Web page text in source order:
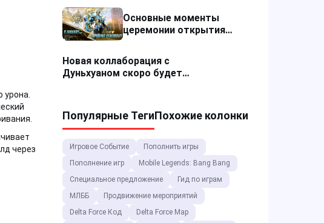
через
Основные моменты
церемонии открытия
MLBB
Новая коллаборация с
Дуньхуаном скоро будет
Популярные ТегиПохожие колонки
Игровое Событие
Пополнить игры
Пополнение игр
Mobile Legends: Bang Bang
Специальное предложение
Гид по играм
МЛББ
Продвижение мероприятий
Delta Force Код
Delta Force Map